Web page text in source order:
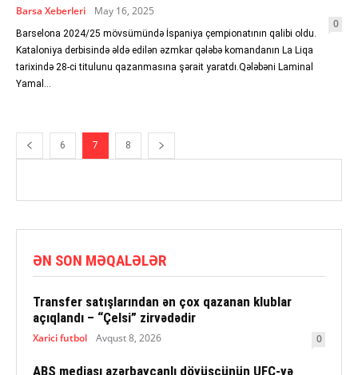
Barsa Xeberleri
May 16, 2025
0
Barselona 2024/25 mövsümündə İspaniya çempionatının qalibi oldu.
Kataloniya derbisində əldə edilən əzmkar qələbə komandanın La Liqa
tarixində 28-ci titulunu qazanmasına şərait yaratdı.Qələbəni Laminal
Yamal...
6 7 8
ƏN SON MƏQALƏLƏR
Transfer satışlarından ən çox qazanan klublar
açıqlandı – “Çelsi” zirvədədir
Xarici futbol Avqust 8, 2026 0
ABŞ mediası azərbaycanlı döyüşçünün UFC-yə